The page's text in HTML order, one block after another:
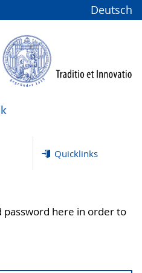
Deutsch
Quicklinks
password here in order to